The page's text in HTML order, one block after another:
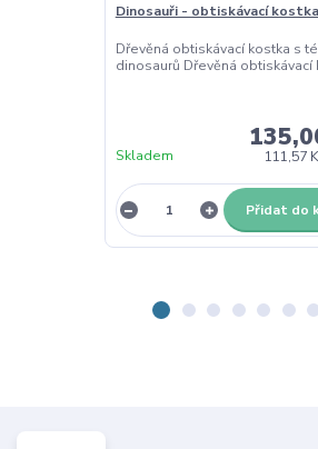
Dinosauři - obtiskávací kostka
Dřevěná obtiskávací kostka s
dinosaurů Dřevěná obtiskávací
111,57
Skladem
Přidat do